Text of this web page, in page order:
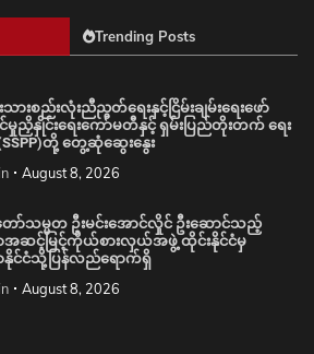
Trending Posts
ားစည်းလုံးညီညွတ်ရေးနှင့်ငြိမ်းချမ်းရေးဖော်
မှုညှိနှိုင်းရေးကော်မတီနှင့် ရှမ်းပြည်တိုးတက် ရေး
တို့ တွေ့ဆုံဆွေးနွေး
August 8, 2026
ော်သမ္မတ ဦးမင်းအောင်လှိုင် ဦးဆောင်သည့်
ာအဆင့်မြင့်ကိုယ်စားလှယ်အဖွဲ့ ထိုင်းနိုင်ငံမှ
ာနိုင်ငံသို့ပြန်လည်ရောက်ရှိ
August 8, 2026